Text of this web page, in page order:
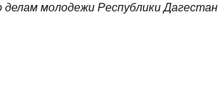
молодежи Республики Дагестан